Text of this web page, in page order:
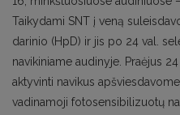
Taikydami SNT į veną
darinio (HpD) ir jis po 24 val.
navikiniame audinyje. Praėjus
aktyvinti navikus
vadinamoji fotosensibilizuotų